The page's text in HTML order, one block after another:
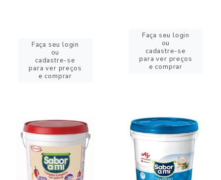
Faça seu login
ou
cadastre-se
para ver preços
e comprar
Faça seu login
ou
cadastre-se
para ver preços
e comprar